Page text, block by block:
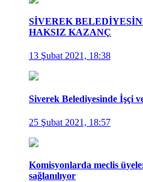
SİVEREK
HAKSIZ KAZANÇ
13 Şubat 2021, 18:38
Siverek Belediyesinde İşçi
25 Şubat 2021, 18:57
Komisyonlarda meclis
sağlanılıyor